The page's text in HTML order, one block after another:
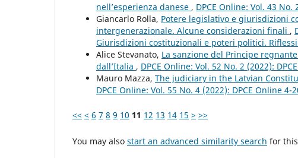
nell’esperienza danese , DPCE Online: Vol. 43 No.
Giancarlo Rolla, Potere legislativo e giurisdizioni
intergenerazionale. Alcune considerazioni finali ,
Giurisdizioni costituzionali e poteri politici.
Alice Stevanato, La sanzione del Principe
dall’Italia , DPCE Online: Vol. 52 No. 2 (2022):
Mauro Mazza, The judiciary in the Latvian
DPCE Online: Vol. 55 No. 4 (2022): DPCE Online 4-
<< < 6 7 8 9 10 11 12 13 14 15 > >>
You may also start an advanced similarity search for